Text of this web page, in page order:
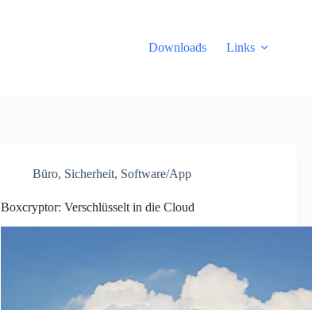
Downloads Links
Büro, Sicherheit, Software/App
Boxcryptor: Verschlüsselt in die Cloud